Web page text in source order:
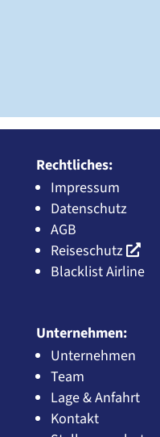
Rechtliches:
Impressum
Datenschutz
AGB
Reiseschutz
Blacklist Airline
Unternehmen:
Unternehmen
Team
Lage & Anfahrt
Kontakt